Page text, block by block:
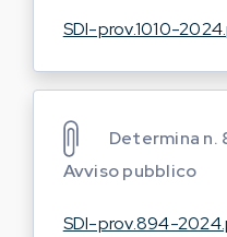
SDI-prov.1010-
Determina n.
Avviso pubblico
SDI-prov.894-